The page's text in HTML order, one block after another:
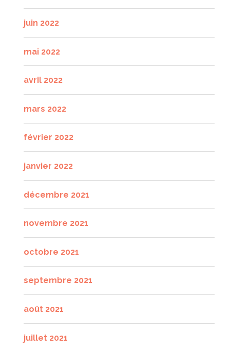
juin 2022
mai 2022
avril 2022
mars 2022
février 2022
janvier 2022
décembre 2021
novembre 2021
octobre 2021
septembre 2021
août 2021
juillet 2021